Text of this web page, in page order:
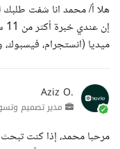
هلا أ/ محمد انا شفت
ميديا (انستجرام، فيسبوك،
Aziz O.
مدير تصميم
مرحبا محمد، إذا كنت